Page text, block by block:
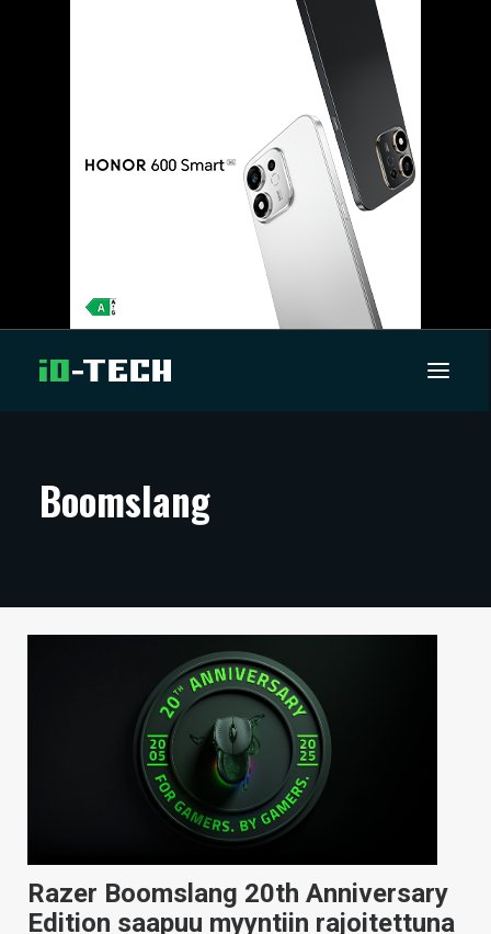
ARTIKKELIT
TECHBBS
HAKU
Boomslang
Razer Boomslang 20th Anniversary
Edition saapuu myyntiin rajoitettuna